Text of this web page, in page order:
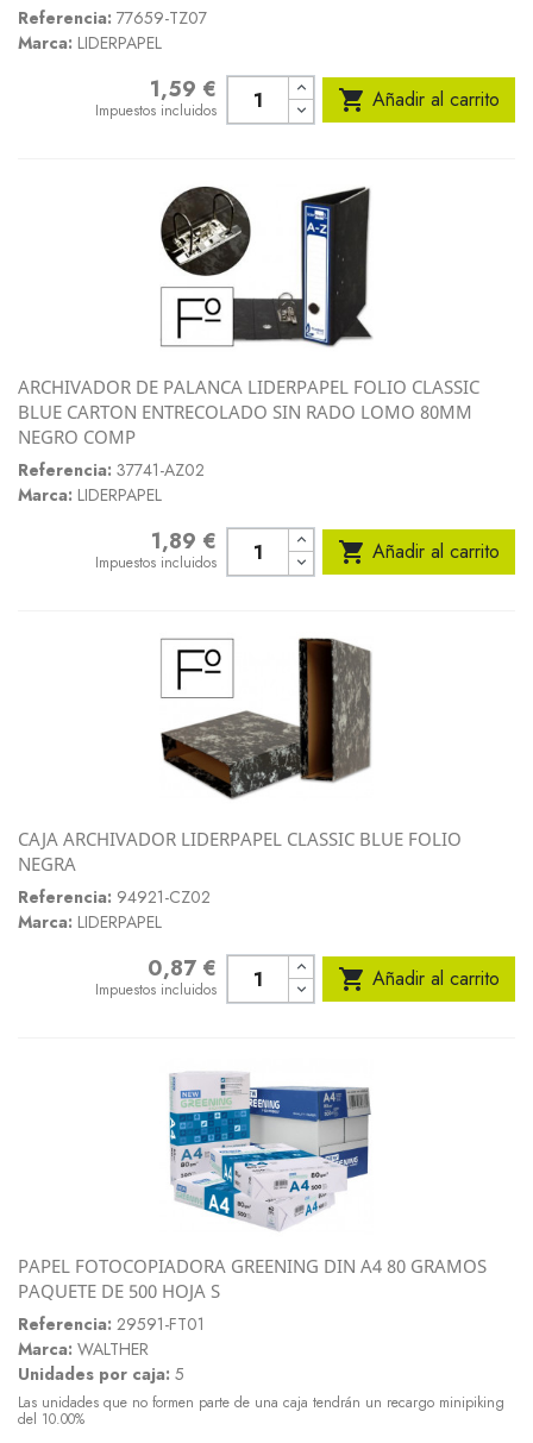
Referencia: 77659-TZ07
Marca: LIDERPAPEL
1,59 €
Impuestos incluidos  Añadir al carrito
ARCHIVADOR DE PALANCA LIDERPAPEL FOLIO CLASSIC
BLUE CARTON ENTRECOLADO SIN RADO LOMO 80MM
NEGRO COMP
Referencia: 37741-AZ02
Marca: LIDERPAPEL
1,89 €
Impuestos incluidos  Añadir al carrito
CAJA ARCHIVADOR LIDERPAPEL CLASSIC BLUE FOLIO
NEGRA
Referencia: 94921-CZ02
Marca: LIDERPAPEL
0,87 €
Impuestos incluidos  Añadir al carrito
PAPEL FOTOCOPIADORA GREENING DIN A4 80 GRAMOS
PAQUETE DE 500 HOJA S
Referencia: 29591-FT01
Marca: WALTHER
Unidades por caja: 5
Las unidades que no formen parte de una caja tendrán un recargo minipiking
del 10.00%